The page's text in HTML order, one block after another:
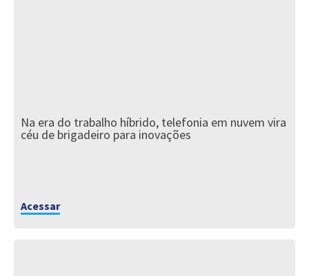
Na era do trabalho híbrido, telefonia em nuvem vira
céu de brigadeiro para inovações
Acessar